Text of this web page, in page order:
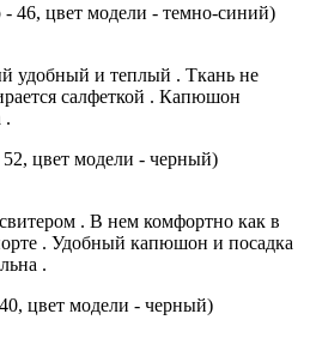
- 46, цвет модели - темно-синий)
удобный и теплый . Ткань не
салфеткой . Капюшон
.
52, цвет модели - черный)
. В нем комфортно как в
. Удобный капюшон и посадка
.
цвет модели - черный)